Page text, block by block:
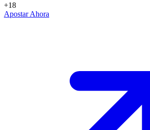
+18
Apostar Ahora